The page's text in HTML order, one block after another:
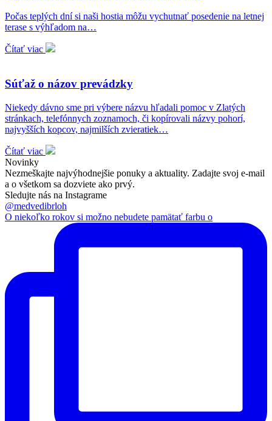
Počas teplých dní si naši hostia môžu vychutnať posedenie na letnej
terase s výhľadom na…
Čítať viac
Súťaž o názov prevádzky
Niekedy dávno sme pri výbere názvu hľadali pomoc v Zlatých
stránkach, telefónnych zoznamoch, či kopírovali názvy pohorí,
najvyšších kopcov, najmilších zvieratiek…
Čítať viac
Novinky
Nezmeškajte najvýhodnejšie ponuky a aktuality. Zadajte svoj e-mail
a o všetkom sa dozviete ako prvý.
Sledujte nás na Instagrame
@medvedibrloh
O niekoľko rokov si možno nebudete pamätať farbu o